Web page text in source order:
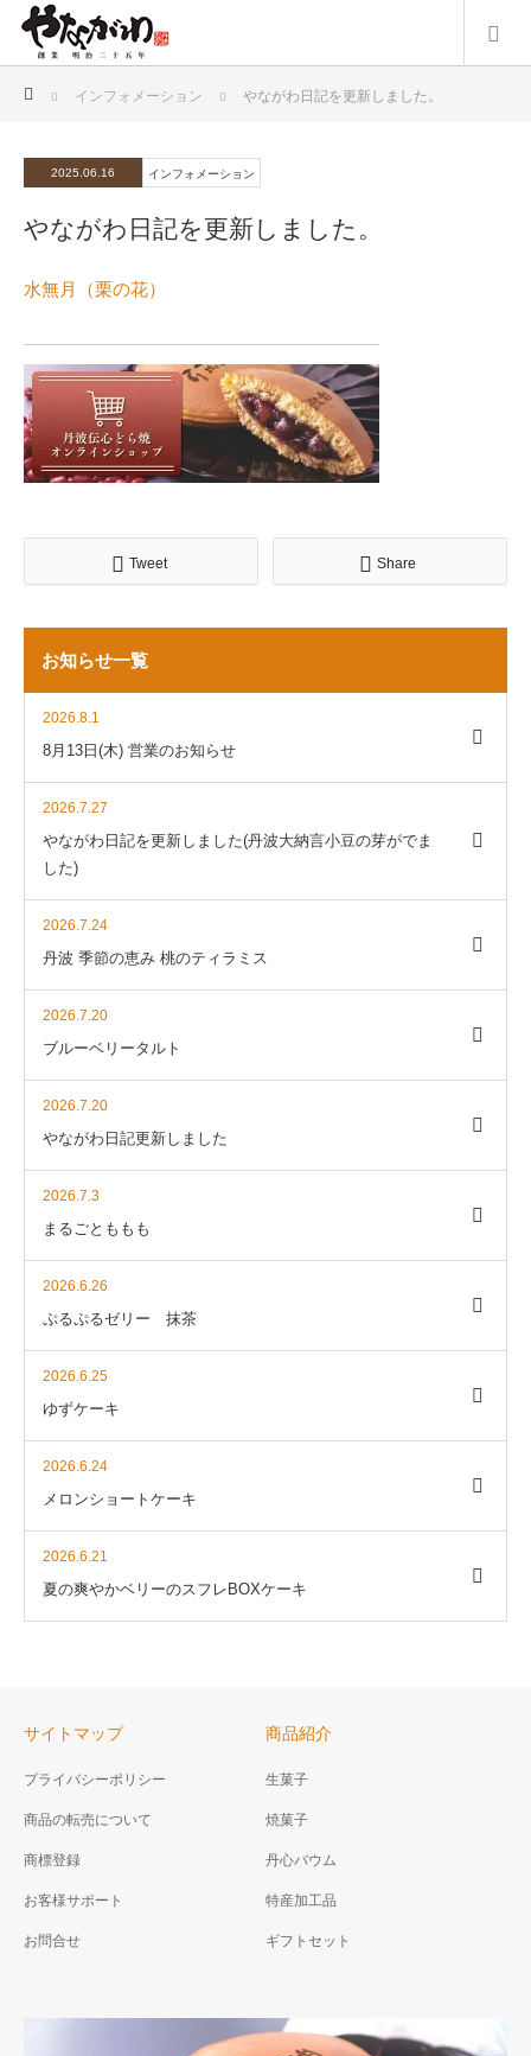
インフォメーション やながわ日記を更新しました。
2025.06.16 インフォメーション
やながわ日記を更新しました。
水無月（栗の花）
Tweet Share
お知らせ一覧
2026.8.1
8月13日(木) 営業のお知らせ
2026.7.27
やながわ日記を更新しました(丹波大納言小豆の芽がでま
した)
2026.7.24
丹波 季節の恵み 桃のティラミス
2026.7.20
ブルーベリータルト
2026.7.20
やながわ日記更新しました
2026.7.3
まるごとももも
2026.6.26
ぷるぷるゼリー 抹茶
2026.6.25
ゆずケーキ
2026.6.24
メロンショートケーキ
2026.6.21
夏の爽やかベリーのスフレBOXケーキ
サイトマップ
プライバシーポリシー
商品の転売について
商標登録
お客様サポート
お問合せ
商品紹介
生菓子
焼菓子
丹心バウム
特産加工品
ギフトセット